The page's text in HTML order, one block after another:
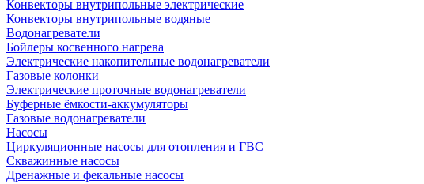
Конвекторы внутрипольные электрические
Конвекторы внутрипольные водяные
Водонагреватели
Бойлеры косвенного нагрева
Электрические накопительные водонагреватели
Газовые колонки
Электрические проточные водонагреватели
Буферные ёмкости-аккумуляторы
Газовые водонагреватели
Насосы
Циркуляционные насосы для отопления и ГВС
Скважинные насосы
Дренажные и фекальные насосы